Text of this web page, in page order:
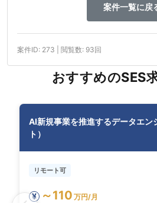
案件一覧に戻
案件ID: 273 | 閲覧数: 93回
おすすめのSES
AI新規事業を推進するデータエン
ト）
リモート可
¥ ～110 万円/月